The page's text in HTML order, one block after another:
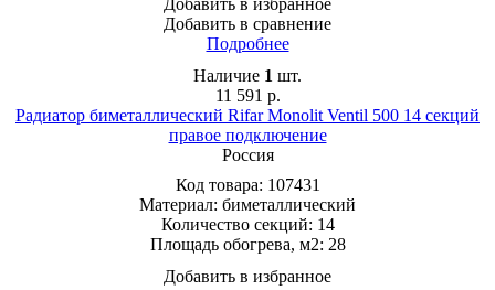
Добавить в сравнение
Подробнее
Наличие 1 шт.
11 591 р.
Радиатор биметаллический Rifar Monolit Ventil 500 14 секций
правое подключение
Россия
Код товара: 107431
Материал: биметаллический
Количество секций: 14
Площадь обогрева, м2: 28
Добавить в избранное